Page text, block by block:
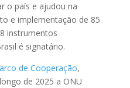
o país e ajudou na
e implementação de 85
instrumentos
é signatário.
de Cooperação,
de 2025 a ONU